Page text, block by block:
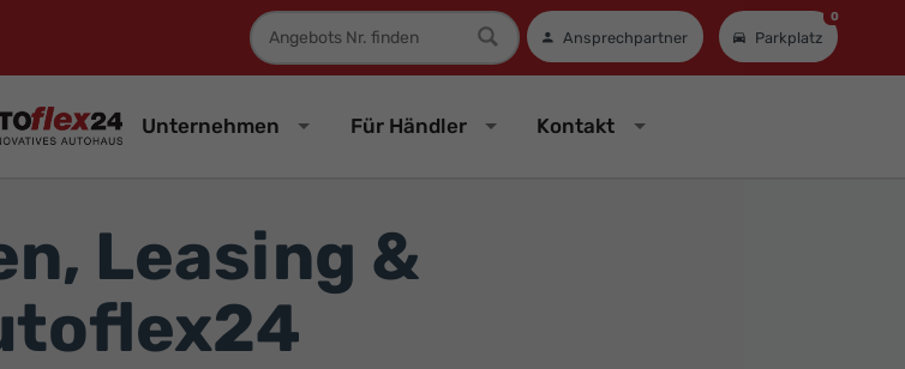
Fahrzeugnummer
Ansprechpartner Parkplatz
0
Unternehmen Für Händler Kontakt
Leasing &